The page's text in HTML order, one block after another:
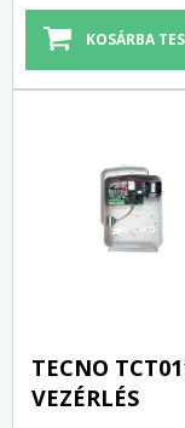
TECNO
VEZÉRLÉS